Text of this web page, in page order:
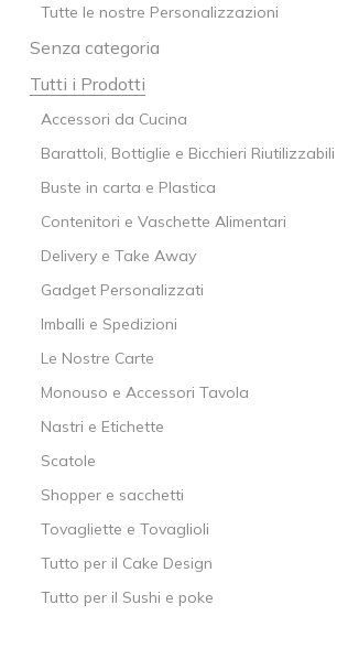
Tutte le nostre Personalizzazioni
Senza categoria
Tutti i Prodotti
Accessori da Cucina
Barattoli, Bottiglie e Bicchieri Riutilizzabili
Buste in carta e Plastica
Contenitori e Vaschette Alimentari
Delivery e Take Away
Gadget Personalizzati
Imballi e Spedizioni
Le Nostre Carte
Monouso e Accessori Tavola
Nastri e Etichette
Scatole
Shopper e sacchetti
Tovagliette e Tovaglioli
Tutto per il Cake Design
Tutto per il Sushi e poke